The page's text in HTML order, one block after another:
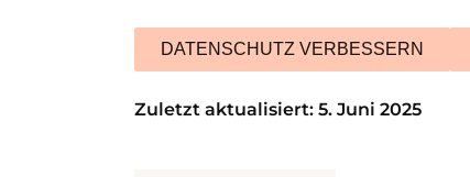
DATENSCHUTZ VERBESSERN
Zuletzt aktualisiert: 5. Juni 2025